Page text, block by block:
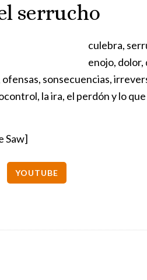
serrucho
culebra,
enojo, dolor,
sonsecuencias,
la ira, el perdón y lo
Saw]